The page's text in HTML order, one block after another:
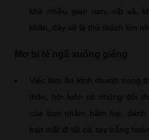
khá nhiều gian nan, vất vả,
khăn, đây sẽ là thử thách lớn
Việc làm ăn kinh doanh trong
thận, bởi luôn có những đối
của bạn nhằm hãm hại,
bạn mất đi tất cả, tay trắng hoàn